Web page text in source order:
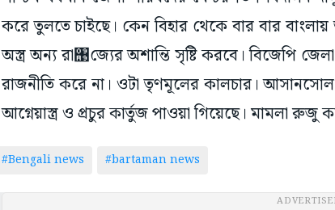
করে তুলতে চাইছে। কেন বিহার থেকে বার বার বাংলায়
অস্ত্র অন্য রা঩জ্যের অশান্তি সৃষ্টি করবে। বিজেপি
রাজনীতি করে না। ওটা তৃণমূলের কালচার।
আগ্নেয়াস্ত্র ও প্রচুর কার্তুজ পাওয়া গিয়েছে। মামলা রুজু
#Bengali news #bartaman news